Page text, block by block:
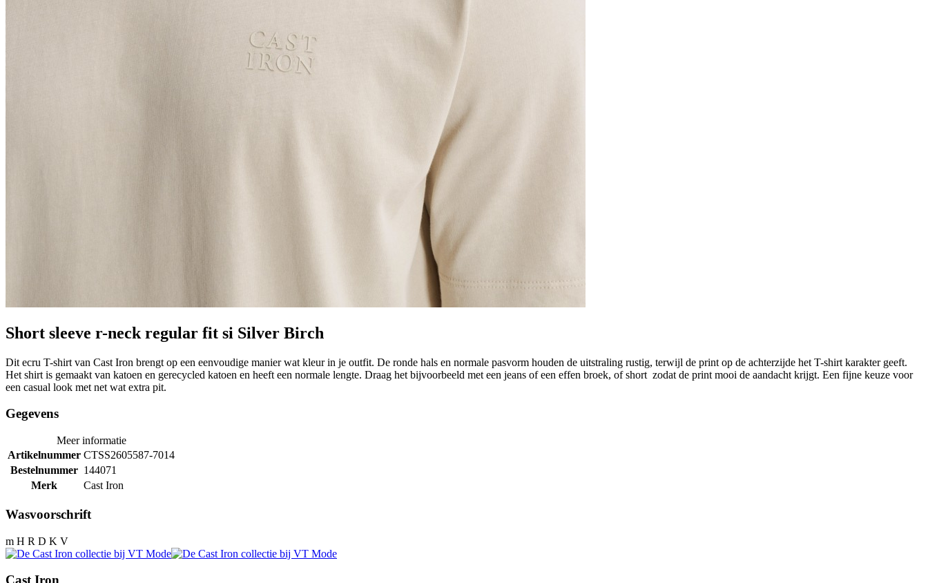
Short sleeve r-neck regular fit si Silver Birch
Dit ecru T-shirt van Cast Iron brengt op een eenvoudige manier wat kleur in je outfit. De ronde hals en normale pasvorm houden de uitstraling rustig, terwijl de print op de achterzijde het T-shirt karakter geeft.
Het shirt is gemaakt van katoen en gerecycled katoen en heeft een normale lengte. Draag het bijvoorbeeld met een jeans of een effen broek, of short zodat de print mooi de aandacht krijgt. Een fijne keuze voor
een casual look met net wat extra pit.
Gegevens
Meer informatie
Artikelnummer CTSS2605587-7014
Bestelnummer 144071
Merk
Cast Iron
Wasvoorschrift
m H R D K V
Cast Iron